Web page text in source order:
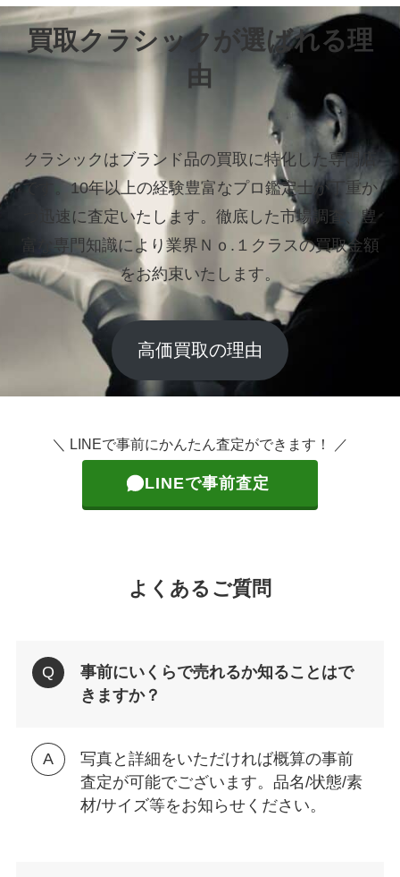
買取クラシックが選ばれる理
由
クラシックはブランド品の買取に特化した専門店
です。10年以上の経験豊富なプロ鑑定士が丁重か
つ迅速に査定いたします。 徹底した市場調査、豊
富な専門知識により業界Ｎｏ.１クラスの買取金額
をお約束いたします。
高価買取の理由
＼ LINEで事前にかんたん査定ができます！ ／
LINEで事前査定
よくあるご質問
事前にいくらで売れるか知ることはで
きますか？
写真と詳細をいただければ概算の事前
査定が可能でございます。品名/状態/素
材/サイズ等をお知らせください。